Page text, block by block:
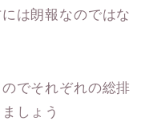
は朗報なのではな
でそれぞれの総排
しょう